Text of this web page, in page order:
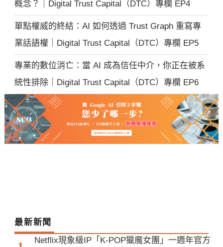
概念？｜Digital Trust Capital（DTC）專欄 EP4
單點權威的終結：AI 如何透過 Trust Graph 重寫專
業話語權｜Digital Trust Capital（DTC）專欄 EP5
專業的數位消亡：當 AI 成為信任中介，你正在被系
統性排除｜Digital Trust Capital（DTC）專欄 EP6
最新新聞
Netflix現象級IP「K-POP獵魔女團」一週年官方